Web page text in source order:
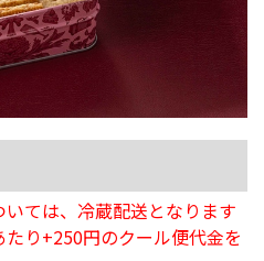
ては、冷蔵配送となります
り+250円のクール便代金を